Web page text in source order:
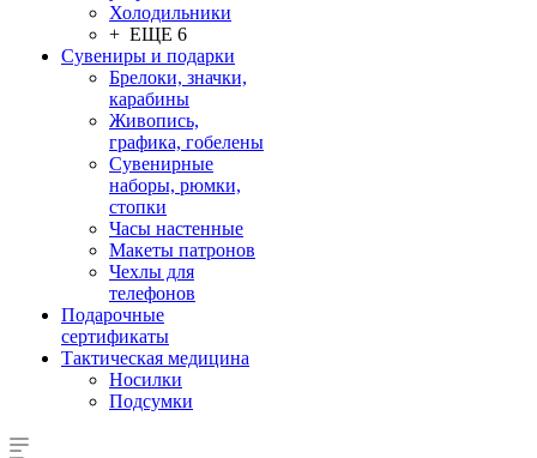
Холодильники
+ ЕЩЕ 6
Сувениры и подарки
Брелоки, значки,
карабины
Живопись,
графика, гобелены
Сувенирные
наборы, рюмки,
стопки
Часы настенные
Макеты патронов
Чехлы для
телефонов
Подарочные
сертификаты
Тактическая медицина
Носилки
Подсумки